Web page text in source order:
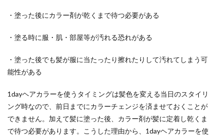
・塗った後にカラー剤が乾くまで待つ必要がある
・塗る時に服・肌・部屋等が汚れる恐れがある
・塗った後でも髪が服に当たったり擦れたりして汚れてしまう可
能性がある
1dayヘアカラーを使うタイミングは髪色を変える当日のスタイリ
ング時なので、前日までにカラーチェンジを済ませておくことが
できません。加えて髪に塗った後、カラー剤が髪に定着し乾くま
で待つ必要があります。こうした理由から、1dayヘアカラーを使